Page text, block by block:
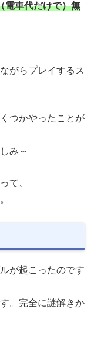
電車代だけで）無
がらプレイするス
つかやったことが
み～
て、
が起こったのです
。完全に謎解きか